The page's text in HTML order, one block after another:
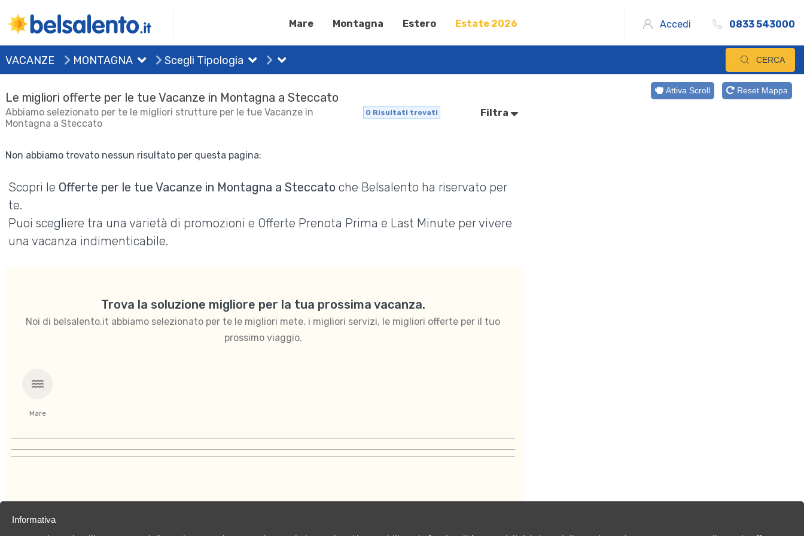
Mare Montagna Estero Estate 2026 Accedi 0833 543000
VACANZE MONTAGNA Scegli Tipologia CERCA
Le migliori offerte per le tue Vacanze in Montagna a Steccato
Abbiamo selezionato per te le migliori strutture per le tue Vacanze in
Montagna a Steccato
0 Risultati trovati Filtra
Non abbiamo trovato nessun risultato per questa pagina:
Scopri le Offerte per le tue Vacanze in Montagna a Steccato che Belsalento ha riservato per
te.
Puoi scegliere tra una varietà di promozioni e Offerte Prenota Prima e Last Minute per vivere
una vacanza indimenticabile.
Trova la soluzione migliore per la tua prossima vacanza.
Noi di belsalento.it abbiamo selezionato per te le migliori mete, i migliori servizi, le migliori offerte per il tuo
prossimo viaggio.
Mare
Attiva Scroll Reset Mappa
Informativa